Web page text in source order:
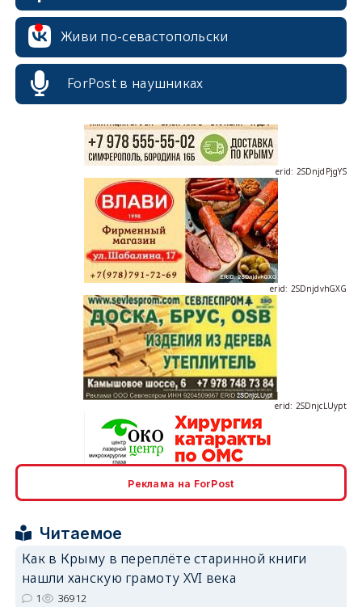
Живи по-севастопольски
ForPost в наушниках
erid: 2SDnjcrDNw6
erid: 2SDnjdvhGXG
Реклама на ForPost
Читаемое
Как в Крыму в переплёте старинной книги
нашли ханскую грамоту XVI века
1 36912